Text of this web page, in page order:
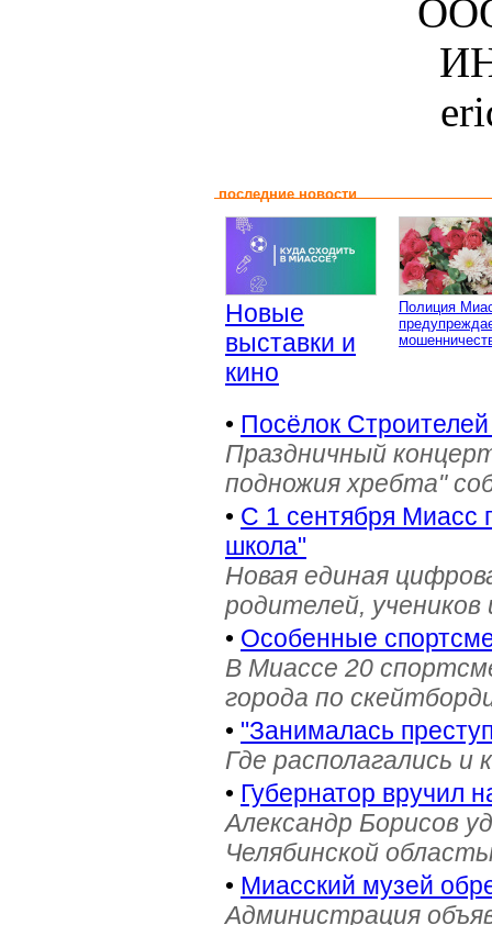
последние новости
Новые
выставки и
кино
Полиция
• Посёлок
Праздничный
подножия хребта"
• С 1 сентября Миасс
школа"
Новая единая
родителей, учеников
• Особенные
В Миассе 20
города по
• "Занималась
Где располагались и
• Губернатор вручил
Александр Борисов
Челябинской
• Миасский музей
Администрация